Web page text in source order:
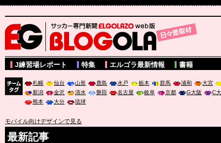
サッカー専門新聞ELGOLAZO web版 BLOGOLA
J練習場レポート 特集 エルゴラ最新情報 書籍
札幌 仙台 山形 鹿島 水戸 栃木 群馬 浦和
大宮
新潟
金沢 清水 磐田 名古屋 岐阜 京都 G大阪
C
熊本
大分 琉球
モバイル向けデザインで見る
最新記事